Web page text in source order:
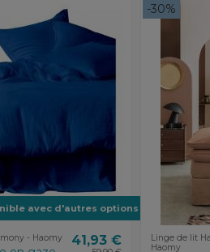
avec d'autres options
- Haomy 41,93 €
-30%
Linge de lit
Haomy